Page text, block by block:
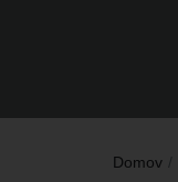
Domov